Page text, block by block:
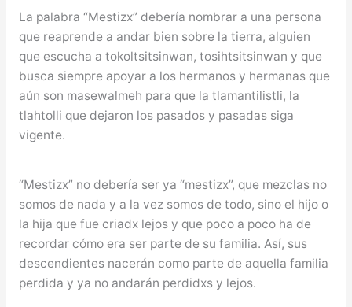
La palabra “Mestizx” debería nombrar a una persona
que reaprende a andar bien sobre la tierra, alguien
que escucha a tokoltsitsinwan, tosihtsitsinwan y que
busca siempre apoyar a los hermanos y hermanas que
aún son masewalmeh para que la tlamantilistli, la
tlahtolli que dejaron los pasados y pasadas siga
vigente.
“Mestizx” no debería ser ya “mestizx”, que mezclas no
somos de nada y a la vez somos de todo, sino el hijo o
la hija que fue criadx lejos y que poco a poco ha de
recordar cómo era ser parte de su familia. Así, sus
descendientes nacerán como parte de aquella familia
perdida y ya no andarán perdidxs y lejos.